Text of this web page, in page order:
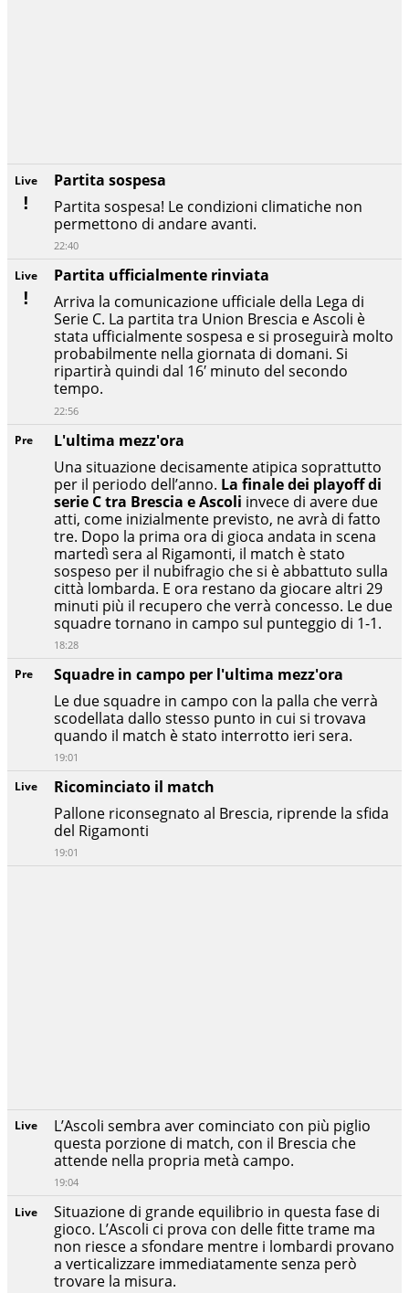
Live
Situazione di grande equilibrio in questa fase di
gioco. L’Ascoli ci prova con delle fitte trame ma
non riesce a sfondare mentre i lombardi provano
a verticalizzare immediatamente senza però
trovare la misura.
Live
L’Ascoli sembra aver cominciato con più piglio
questa porzione di match, con il Brescia che
attende nella propria metà campo.
19:04
Live
Ricominciato il match
Pallone riconsegnato al Brescia, riprende la sfida
del Rigamonti
19:01
Pre
Squadre in campo per l'ultima mezz'ora
Le due squadre in campo con la palla che verrà
scodellata dallo stesso punto in cui si trovava
quando il match è stato interrotto ieri sera.
19:01
Pre
L'ultima mezz'ora
Una situazione decisamente atipica soprattutto
per il periodo dell’anno. La finale dei playoff di
serie C tra Brescia e Ascoli invece di avere due
atti, come inizialmente previsto, ne avrà di fatto
tre. Dopo la prima ora di gioca andata in scena
martedì sera al Rigamonti, il match è stato
sospeso per il nubifragio che si è abbattuto sulla
città lombarda. E ora restano da giocare altri 29
minuti più il recupero che verrà concesso. Le due
squadre tornano in campo sul punteggio di 1-1.
18:28
Live
Partita ufficialmente rinviata
Arriva la comunicazione ufficiale della Lega di
Serie C. La partita tra Union Brescia e Ascoli è
stata ufficialmente sospesa e si proseguirà molto
probabilmente nella giornata di domani. Si
ripartirà quindi dal 16′ minuto del secondo
tempo.
22:56
Live
Partita sospesa
Partita sospesa! Le condizioni climatiche non
permettono di andare avanti.
22:40